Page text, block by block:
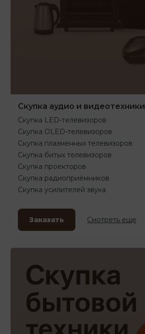
Скупка аудио и видеотехники
Скупка LED-телевизоров
Скупка OLED-телевизоров
Скупка плазменных телевизоров
Скупка битых телевизоров
Скупка проекторов
Скупка радиоприёмников
Скупка усилителей звука
Заказать Смотреть еще